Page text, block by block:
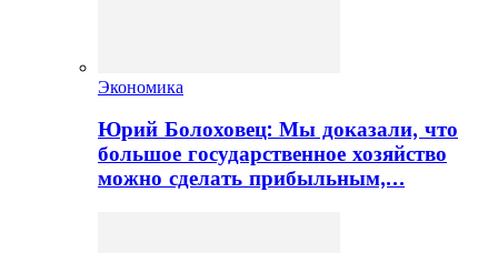
Экономика
Юрий Болоховец: Мы доказали, что
большое государственное хозяйство
можно сделать прибыльным,…